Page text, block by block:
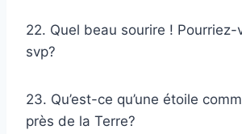
22. Quel beau sourire ! Pourriez-
svp?
23. Qu’est-ce qu’une étoile
près de la Terre?